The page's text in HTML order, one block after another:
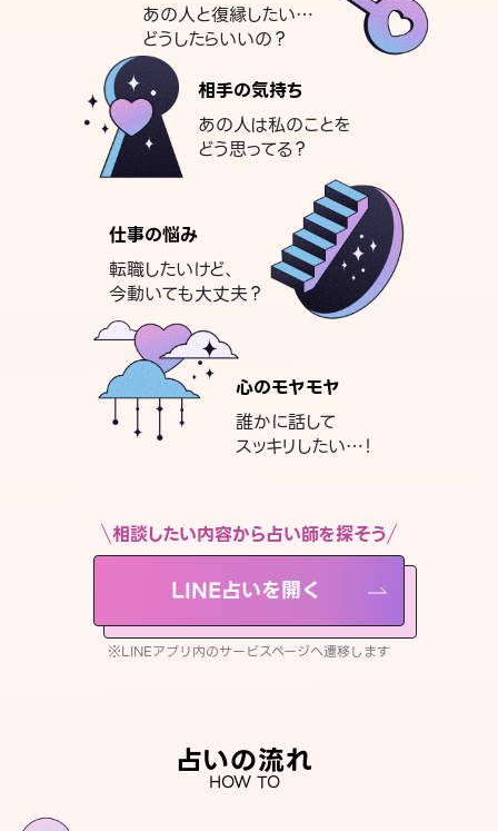
あの人と復縁したい…
どうしたらいいの？
相手の気持ち
あの人は私のことを
どう思ってる？
仕事の悩み
転職したいけど、
今動いても大丈夫？
心のモヤモヤ
誰かに話して
スッキリしたい…！
相談したい内容から占い師を探そう
LINE占いを開く
※LINEアプリ内のサービスページへ遷移します
占いの流れ
HOW TO